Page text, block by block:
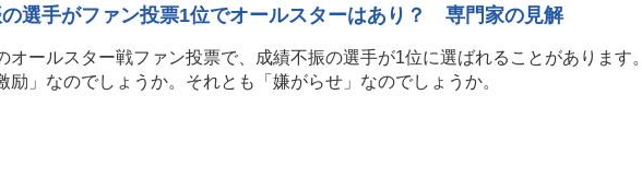
選手がファン投票1位でオールスターはあり？ 専門家の見解
オールスター戦ファン投票で、成績不振の選手が1位に選ばれることがあります。
励」なのでしょうか。それとも「嫌がらせ」なのでしょうか。